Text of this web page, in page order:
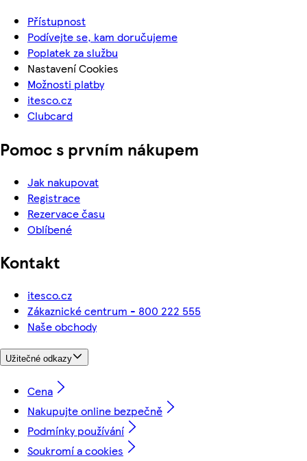
Přístupnost
Podívejte se, kam doručujeme
Poplatek za službu
Nastavení Cookies
Možnosti platby
itesco.cz
Clubcard
Pomoc s prvním nákupem
Jak nakupovat
Registrace
Rezervace času
Oblíbené
Kontakt
itesco.cz
Zákaznické centrum - 800 222 555
Naše obchody
Užitečné odkazy
Cena
Nakupujte online bezpečně
Podmínky používání
Soukromí a cookies